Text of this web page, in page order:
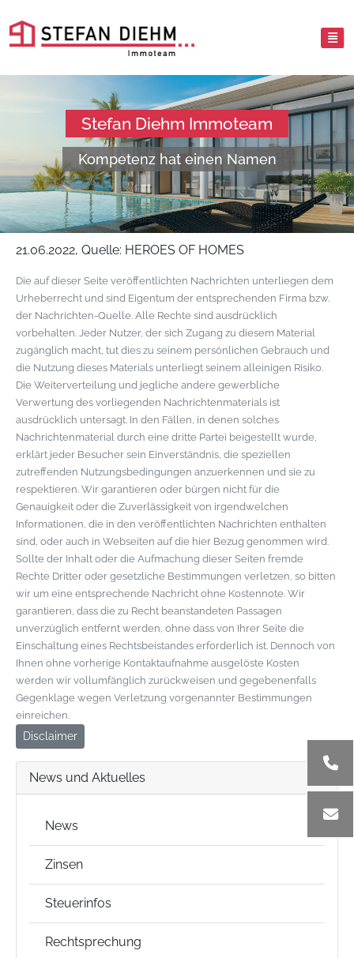
Stefan Diehm Immoteam
Kompetenz hat einen Namen
21.06.2022, Quelle: HEROES OF HOMES
Die auf dieser Seite veröffentlichten Nachrichten unterliegen dem
Urheberrecht und sind Eigentum der entsprechenden Firma bzw.
der Nachrichten-Quelle. Alle Rechte sind ausdrücklich
vorbehalten. Jeder Nutzer, der sich Zugang zu diesem Material
zugänglich macht, tut dies zu seinem persönlichen Gebrauch und
die Nutzung dieses Materials unterliegt seinem alleinigen Risiko.
Die Weiterverteilung und jegliche andere gewerbliche
Verwertung des vorliegenden Nachrichtenmaterials ist
ausdrücklich untersagt. In den Fällen, in denen solches
Nachrichtenmaterial durch eine dritte Partei beigestellt wurde,
erklärt jeder Besucher sein Einverständnis, die speziellen
zutreffenden Nutzungsbedingungen anzuerkennen und sie zu
respektieren. Wir garantieren oder bürgen nicht für die
Genauigkeit oder die Zuverlässigkeit von irgendwelchen
Informationen, die in den veröffentlichten Nachrichten enthalten
sind, oder auch in Webseiten auf die hier Bezug genommen wird.
Sollte der Inhalt oder die Aufmachung dieser Seiten fremde
Rechte Dritter oder gesetzliche Bestimmungen verletzen, so bitten
wir um eine entsprechende Nachricht ohne Kostennote. Wir
garantieren, dass die zu Recht beanstandeten Passagen
unverzüglich entfernt werden, ohne dass von Ihrer Seite die
Einschaltung eines Rechtsbeistandes erforderlich ist. Dennoch von
Ihnen ohne vorherige Kontaktaufnahme ausgelöste Kosten
werden wir vollumfänglich zurückweisen und gegebenenfalls
Gegenklage wegen Verletzung vorgenannter Bestimmungen
einreichen.
Disclaimer
News und Aktuelles
News
Zinsen
Steuerinfos
Rechtsprechung